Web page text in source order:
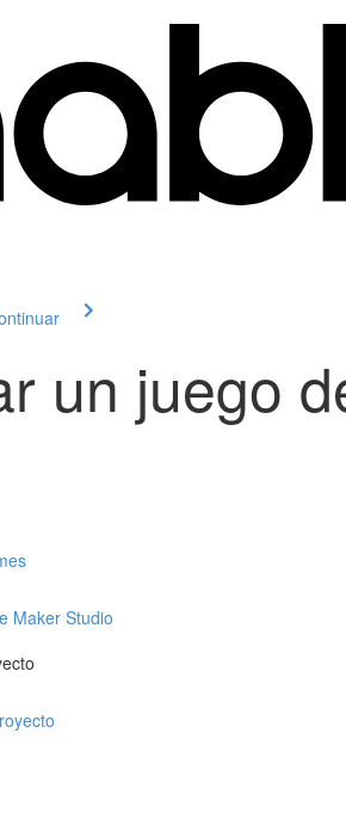
un juego
Maker Studio